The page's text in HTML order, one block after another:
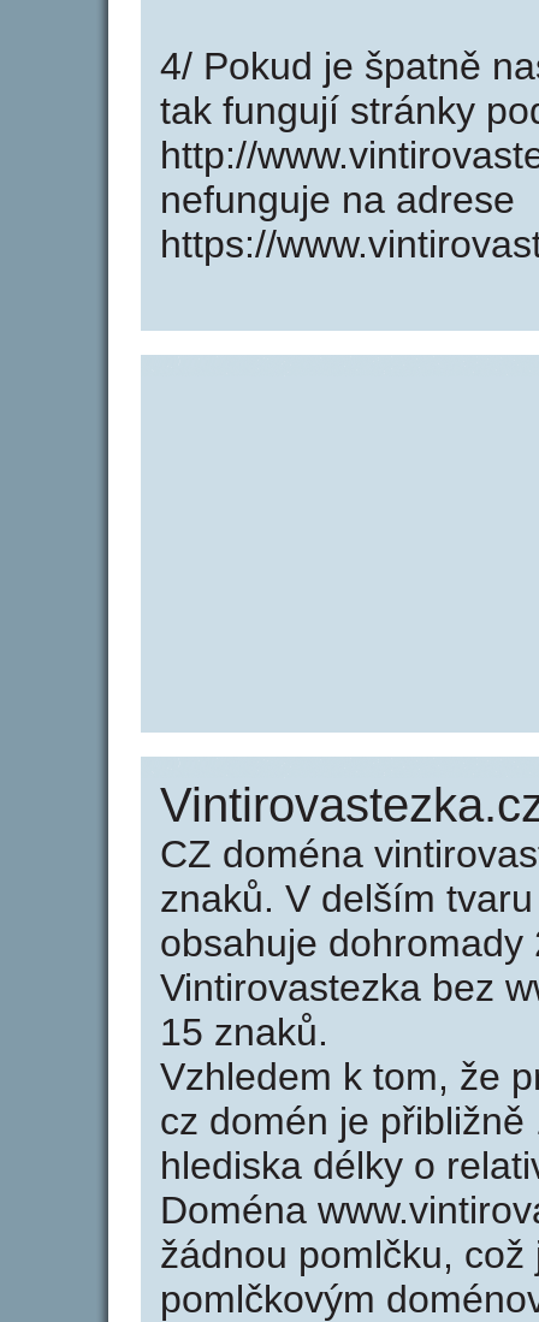
4/ Pokud je špatně
tak fungují stránky
http://
nefunguje na adrese
https://
CZ doména
znaků. V delším
obsahuje
Vintirovastezka bez
15 znaků.
Vzhledem k tom, že
cz domén je
hlediska délky o
Doména
žádnou pomlčku,
pomlčkovým